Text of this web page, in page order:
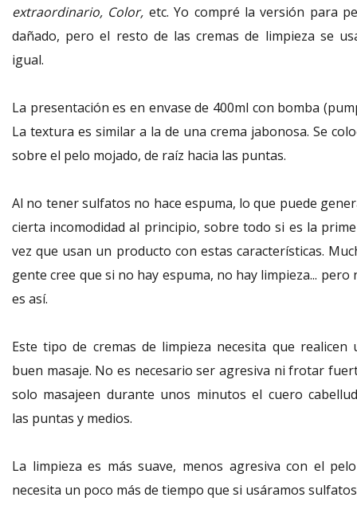
extraordinario, Color, etc. Yo compré la versión para
dañado, pero el resto de las cremas de limpieza se
igual.
La presentación es en envase de 400ml con bomba
La textura es similar a la de una crema jabonosa. Se
sobre el pelo mojado, de raíz hacia las puntas.
Al no tener sulfatos no hace espuma, lo que puede
cierta incomodidad al principio, sobre todo si es la
vez que usan un producto con estas características.
gente cree que si no hay espuma, no hay limpieza... pero
es así.
Este tipo de cremas de limpieza necesita que realicen
buen masaje. No es necesario ser agresiva ni frotar
solo masajeen durante unos minutos el cuero
las puntas y medios.
La limpieza es más suave, menos agresiva con el
necesita un poco más de tiempo que si usáramos